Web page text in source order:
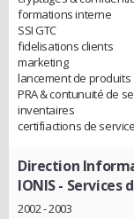
formations interne
SSI GTC
fidelisations clients
marketing
lancement de produits
PRA & contunuité de
inventaires
certifiactions de
Direction
IONIS- Services
2002 - 2003